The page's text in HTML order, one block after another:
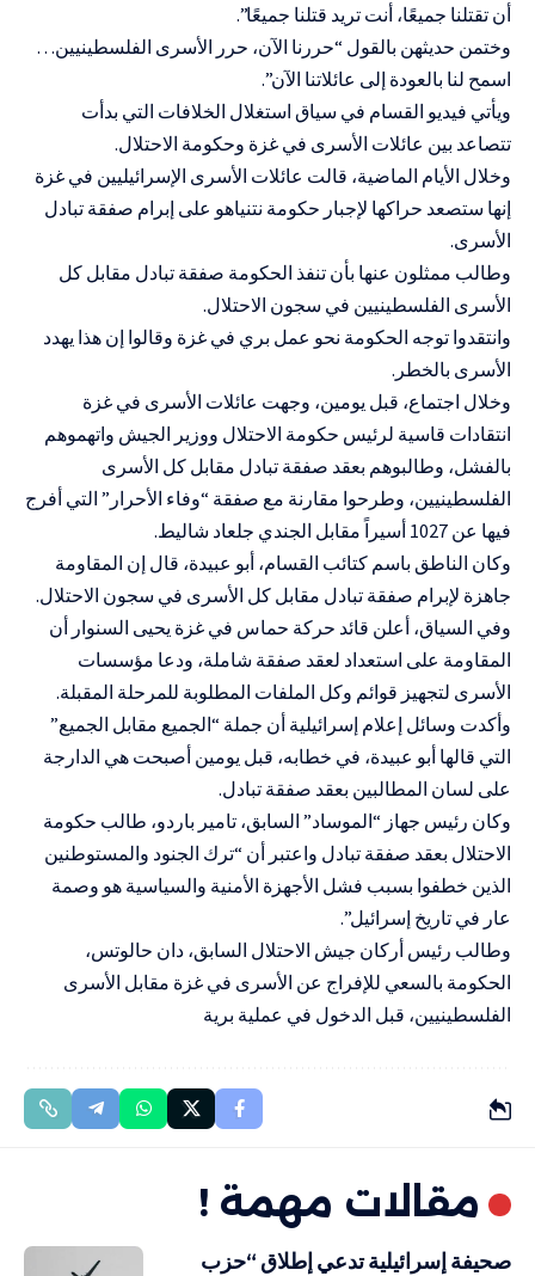
أن تقتلنا جميعًا، أنت تريد قتلنا جميعًا”.
وختمن حديثهن بالقول “حررنا الآن، حرر الأسرى الفلسطينيين…
اسمح لنا بالعودة إلى عائلاتنا الآن”.
ويأتي فيديو القسام في سياق استغلال الخلافات التي بدأت
تتصاعد بين عائلات الأسرى في غزة وحكومة الاحتلال.
وخلال الأيام الماضية، قالت عائلات الأسرى الإسرائيليين في غزة
إنها ستصعد حراكها لإجبار حكومة نتنياهو على إبرام صفقة تبادل
الأسرى.
وطالب ممثلون عنها بأن تنفذ الحكومة صفقة تبادل مقابل كل
الأسرى الفلسطينيين في سجون الاحتلال.
وانتقدوا توجه الحكومة نحو عمل بري في غزة وقالوا إن هذا يهدد
الأسرى بالخطر.
وخلال اجتماع، قبل يومين، وجهت عائلات الأسرى في غزة
انتقادات قاسية لرئيس حكومة الاحتلال ووزير الجيش واتهموهم
بالفشل، وطالبوهم بعقد صفقة تبادل مقابل كل الأسرى
الفلسطينيين، وطرحوا مقارنة مع صفقة “وفاء الأحرار” التي أفرج
فيها عن 1027 أسيراً مقابل الجندي جلعاد شاليط.
وكان الناطق باسم كتائب القسام، أبو عبيدة، قال إن المقاومة
جاهزة لإبرام صفقة تبادل مقابل كل الأسرى في سجون الاحتلال.
وفي السياق، أعلن قائد حركة حماس في غزة يحيى السنوار أن
المقاومة على استعداد لعقد صفقة شاملة، ودعا مؤسسات
الأسرى لتجهيز قوائم وكل الملفات المطلوبة للمرحلة المقبلة.
وأكدت وسائل إعلام إسرائيلية أن جملة “الجميع مقابل الجميع”
التي قالها أبو عبيدة، في خطابه، قبل يومين أصبحت هي الدارجة
على لسان المطالبين بعقد صفقة تبادل.
وكان رئيس جهاز “الموساد” السابق، تامير باردو، طالب حكومة
الاحتلال بعقد صفقة تبادل واعتبر أن “ترك الجنود والمستوطنين
الذين خطفوا بسبب فشل الأجهزة الأمنية والسياسية هو وصمة
عار في تاريخ إسرائيل”.
وطالب رئيس أركان جيش الاحتلال السابق، دان حالوتس،
الحكومة بالسعي للإفراج عن الأسرى في غزة مقابل الأسرى
الفلسطينيين، قبل الدخول في عملية برية
مقالات مهمة !
صحيفة إسرائيلية تدعي إطلاق “حزب